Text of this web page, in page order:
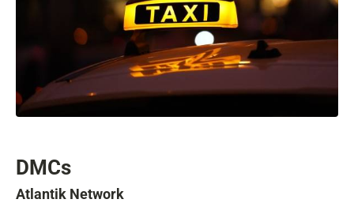
DMCs
Atlantik Network